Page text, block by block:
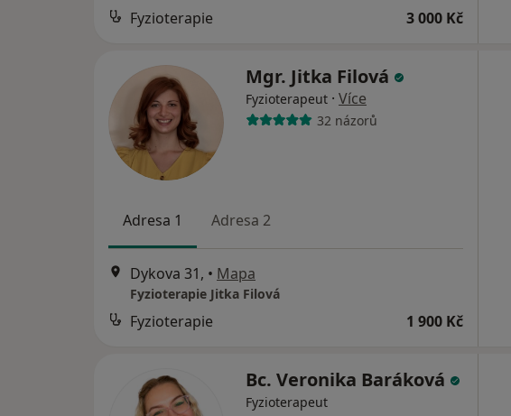
Fyzioterapie 3 000 Kč
Mgr. Jitka Filová
Fyzioterapeut · Více
32 názorů
Adresa 1 Adresa 2
Dykova 31, • Mapa
Fyzioterapie Jitka Filová
Fyzioterapie 1 900 Kč
Bc. Veronika Baráková
Fyzioterapeut